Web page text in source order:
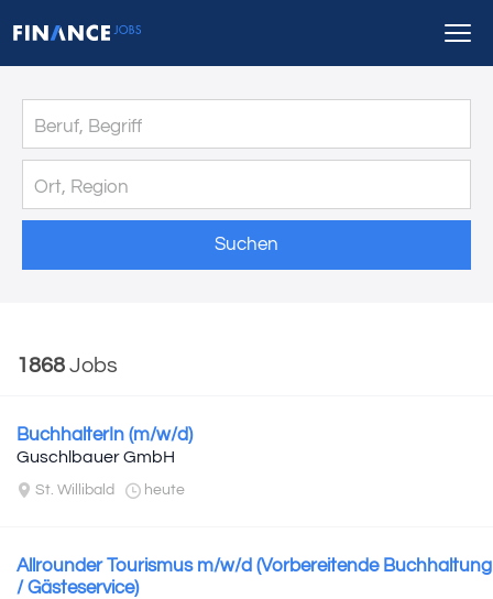
Suchen
1868 Jobs
BuchhalterIn (m/w/d)
Guschlbauer GmbH
St. Willibald heute
Allrounder Tourismus m/w/d (Vorbereitende Buchhaltung
/ Gästeservice)